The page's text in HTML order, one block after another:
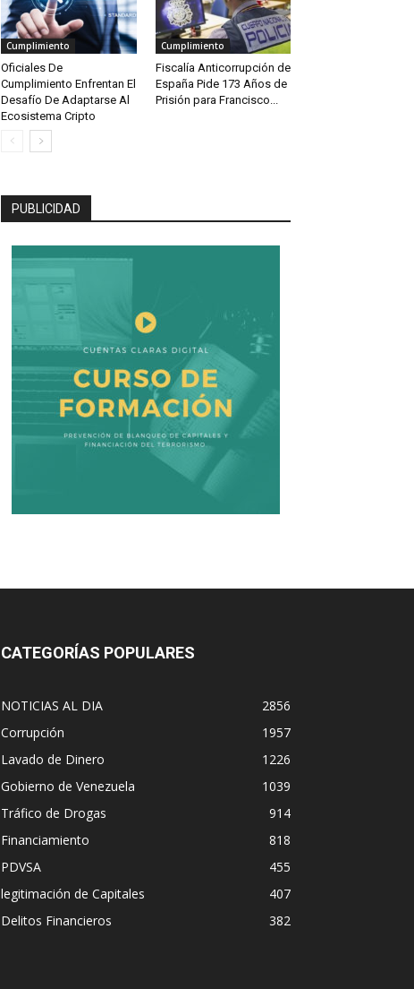
Cumplimiento
Oficiales De
Cumplimiento Enfrentan El
Desafío De Adaptarse Al
Ecosistema Cripto
Cumplimiento
Fiscalía Anticorrupción de
España Pide 173 Años de
Prisión para Francisco...
PUBLICIDAD
CATEGORÍAS POPULARES
NOTICIAS AL DIA
2856
Corrupción
1957
Lavado de Dinero
1226
Gobierno de Venezuela
1039
Tráfico de Drogas
914
Financiamiento
818
PDVSA
455
legitimación de Capitales
407
Delitos Financieros
382